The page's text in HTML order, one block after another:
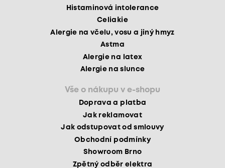
Histaminová intolerance
Celiakie
Alergie na včelu, vosu a jiný hmyz
Astma
Alergie na latex
Alergie na slunce
Vše o nákupu v e-shopu
Doprava a platba
Jak reklamovat
Jak odstupovat od smlouvy
Obchodní podmínky
Showroom Brno
Zpětný odběr elektra